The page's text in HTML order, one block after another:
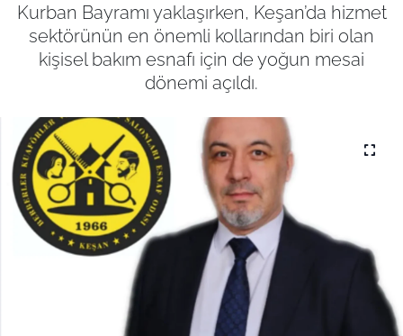
Kurban Bayramı yaklaşırken, Keşan’da hizmet
sektörünün en önemli kollarından biri olan
kişisel bakım esnafı için de yoğun mesai
dönemi açıldı.
GÜNDEM
SAĞLIK
EĞİTİM
TARIM VE HAYVANCILIK
KÜLTÜR SANAT
RESMİ İLAN